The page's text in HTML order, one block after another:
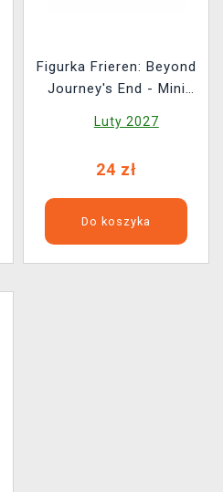
Figurka Frieren: Beyond
Journey's End - Mini
(losowy wybór)
Luty 2027
24 zł
Do koszyka